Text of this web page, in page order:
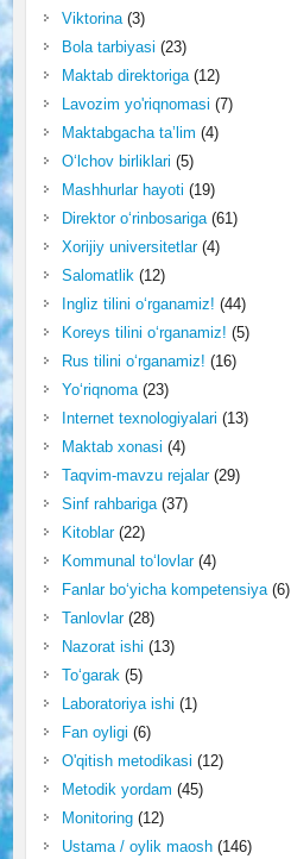
Viktorina(3)
Bola tarbiyasi (23)
Maktab direktoriga(12)
Lavozim yo'riqnomasi (7)
Maktabgacha ta’lim (4)
O‘lchov birliklari (5)
Mashhurlar hayoti (19)
Direktor o‘rinbosariga(61)
Xorijiy universitetlar(4)
Salomatlik (12)
Ingliz tilini o‘rganamiz! (44)
Koreys tilini o‘rganamiz! (5)
Rus tilini o‘rganamiz! (16)
Yo‘riqnoma(23)
Internet texnologiyalari (13)
Maktab xonasi (4)
Taqvim-mavzu rejalar(29)
Sinf rahbariga(37)
Kitoblar(22)
Kommunal to‘lovlar(4)
Fanlar bo‘yicha kompetensiya(6)
Tanlovlar(28)
Nazorat ishi (13)
To‘garak (5)
Laboratoriya ishi (1)
Fan oyligi (6)
O'qitish metodikasi (12)
Metodik yordam (45)
Monitoring(12)
Ustama / oylik maosh(146)